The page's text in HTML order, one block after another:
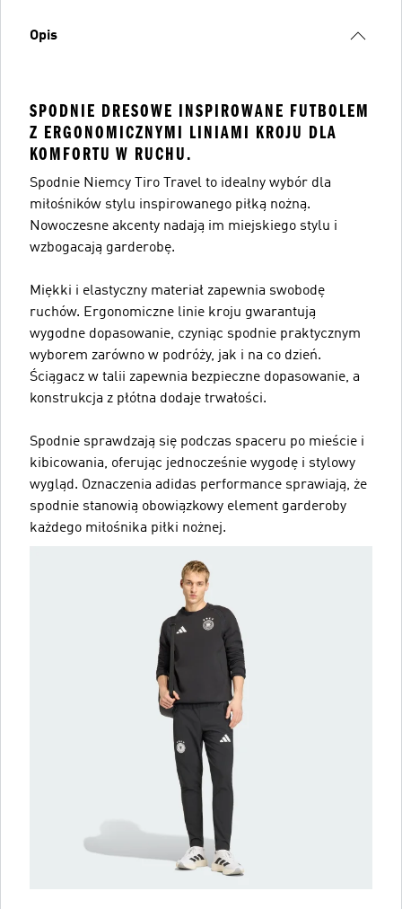
Opis
SPODNIE DRESOWE INSPIROWANE FUTBOLEM
Z ERGONOMICZNYMI LINIAMI KROJU DLA
KOMFORTU W RUCHU.
Spodnie Niemcy Tiro Travel to idealny wybór dla
miłośników stylu inspirowanego piłką nożną.
Nowoczesne akcenty nadają im miejskiego stylu i
wzbogacają garderobę.
Miękki i elastyczny materiał zapewnia swobodę
ruchów. Ergonomiczne linie kroju gwarantują
wygodne dopasowanie, czyniąc spodnie praktycznym
wyborem zarówno w podróży, jak i na co dzień.
Ściągacz w talii zapewnia bezpieczne dopasowanie, a
konstrukcja z płótna dodaje trwałości.
Spodnie sprawdzają się podczas spaceru po mieście i
kibicowania, oferując jednocześnie wygodę i stylowy
wygląd. Oznaczenia adidas performance sprawiają, że
spodnie stanowią obowiązkowy element garderoby
każdego miłośnika piłki nożnej.